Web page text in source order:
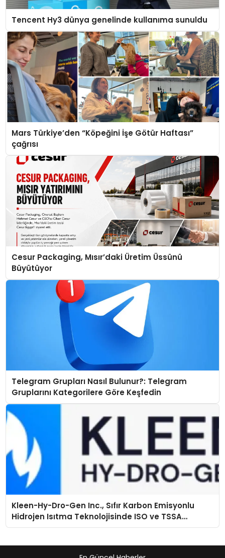
Tencent Hy3 dünya genelinde kullanıma sunuldu
Mars Türkiye’den “Köpeğini İşe Götür Haftası”
çağrısı
Cesur Packaging, Mısır’daki Üretim Üssünü
Büyütüyor
Telegram Grupları Nasıl Bulunur?: Telegram
Gruplarını Kategorilere Göre Keşfedin
Kleen-Hy-Dro-Gen Inc., Sıfır Karbon Emisyonlu
Hidrojen Isıtma Teknolojisinde ISO ve TSSA
Düzenleyici Onaylarını Aldı